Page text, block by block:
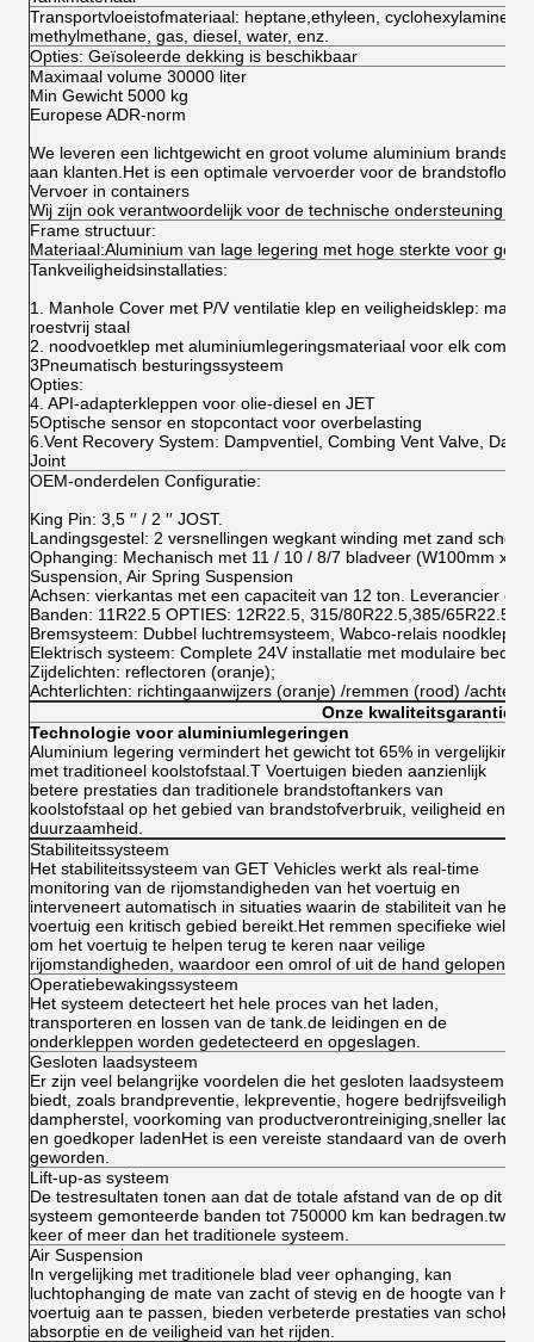
Transportvloeistofmateriaal: heptane,ethyleen, cyclohexylamine,
methylmethane, gas, diesel, water, enz.
Opties: Geïsoleerde dekking is beschikbaar
Maximaal volume 30000 liter
Min Gewicht 5000 kg
Europese ADR-norm
We leveren een lichtgewicht en groot volume aluminium
aan klanten.Het is een optimale vervoerder voor de
Vervoer in containers
Wij zijn ook verantwoordelijk voor de technische ondersteuning
Frame structuur:
Materiaal:Aluminium van lage legering met hoge sterkte voor
Tankveiligheidsinstallaties:
1. Manhole Cover met P/V ventilatie klep en veiligheidsklep:
roestvrij staal
2. noodvoetklep met aluminiumlegeringsmateriaal voor elk
3Pneumatisch besturingssysteem
Opties:
4. API-adapterkleppen voor olie-diesel en JET
5Optische sensor en stopcontact voor overbelasting
6.Vent Recovery System: Dampventiel, Combing Vent Valve,
Joint
OEM-onderdelen Configuratie:
King Pin: 3,5 ′′ / 2 ′′ JOST.
Landingsgestel: 2 versnellingen wegkant winding met zand
Ophanging: Mechanisch met 11 / 10 / 8/7 bladveer (W100mm x
Suspension, Air Spring Suspension
Achsen: vierkantas met een capaciteit van 12 ton. Leverancier en
Banden: 11R22.5 OPTIES: 12R22.5, 315/80R22.5,385/65R22.5,
Bremsysteem: Dubbel luchtremsysteem, Wabco-relais noodklep,
Elektrisch systeem: Complete 24V installatie met modulaire
Zijdelichten: reflectoren (oranje);
Achterlichten: richtingaanwijzers (oranje) /remmen (rood) /
Onze kwaliteitsgarantie
Technologie voor aluminiumlegeringen
Aluminium legering vermindert het gewicht tot 65% in vergelijking
met traditioneel koolstofstaal.T Voertuigen bieden aanzienlijk
betere prestaties dan traditionele brandstoftankers van
koolstofstaal op het gebied van brandstofverbruik, veiligheid en
duurzaamheid.
Stabiliteitssysteem
Het stabiliteitssysteem van GET Vehicles werkt als real-time
monitoring van de rijomstandigheden van het voertuig en
interveneert automatisch in situaties waarin de stabiliteit van het
voertuig een kritisch gebied bereikt.Het remmen specifieke wielen
om het voertuig te helpen terug te keren naar veilige
rijomstandigheden, waardoor een omrol of uit de hand gelopen is.
Operatiebewakingssysteem
Het systeem detecteert het hele proces van het laden,
transporteren en lossen van de tank.de leidingen en de
onderkleppen worden gedetecteerd en opgeslagen.
Gesloten laadsysteem
Er zijn veel belangrijke voordelen die het gesloten laadsysteem
biedt, zoals brandpreventie, lekpreventie, hogere bedrijfsveiligheid,
dampherstel, voorkoming van productverontreiniging,sneller laden
en goedkoper ladenHet is een vereiste standaard van de overheid
geworden.
Lift-up-as systeem
De testresultaten tonen aan dat de totale afstand van de op dit
systeem gemonteerde banden tot 750000 km kan bedragen.twee
keer of meer dan het traditionele systeem.
Air Suspension
In vergelijking met traditionele blad veer ophanging, kan
luchtophanging de mate van zacht of stevig en de hoogte van het
voertuig aan te passen, bieden verbeterde prestaties van schok-
absorptie en de veiligheid van het rijden.